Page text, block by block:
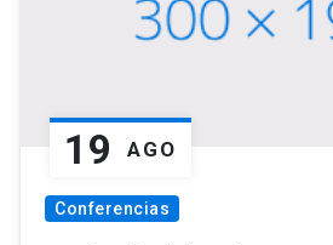
19 AGO
Conferencias